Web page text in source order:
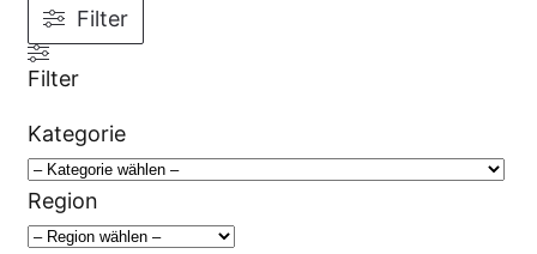
Filter
Filter
Kategorie
Region